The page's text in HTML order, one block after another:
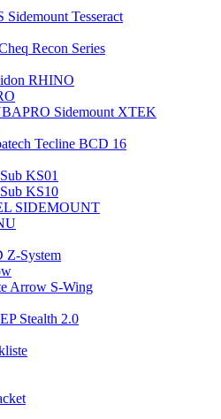
Sidemount Tesseract
Recon Series
RHINO
Sidemount XTEK
Tecline BCD 16
KS01
KS10
SIDEMOUNT
Z-System
Arrow S-Wing
Stealth 2.0